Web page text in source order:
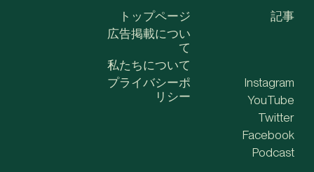
トップページ
広告掲載につい
て
私たちについて
記事
プライバシーポ
リシー
Instagram
YouTube
Twitter
Facebook
Podcast